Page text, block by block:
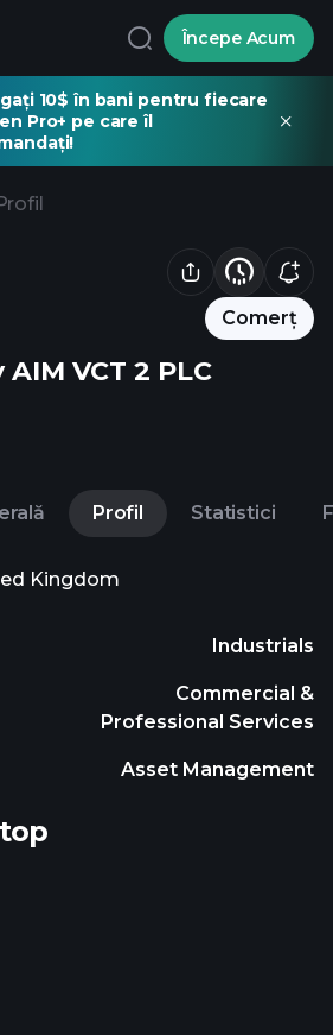
Începe Acum
10$ în bani pentru fiecare
Pro+ pe care îl
Comerț
VCT 2 PLC
Profil Statistici
Kingdom
Industrials
Commercial &
Professional Services
Asset Management